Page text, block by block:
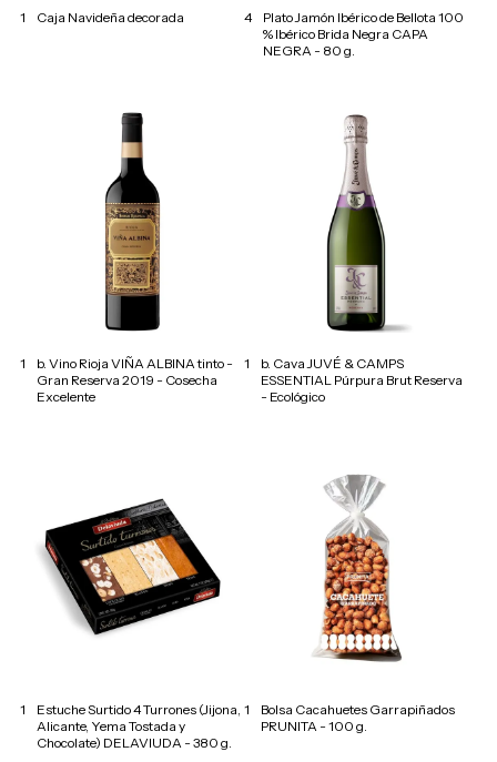
1 Caja Navideña decorada 4
Plato Jamón Ibérico de Bellota 100
% Ibérico Brida Negra CAPA
NEGRA - 80 g.
1
b. Vino Rioja VIÑA ALBINA tinto -
Gran Reserva 2019 - Cosecha
Excelente
1
b. Cava JUVÉ & CAMPS
ESSENTIAL Púrpura Brut Reserva
- Ecológico
1
Estuche Surtido 4 Turrones (Jijona,
Alicante, Yema Tostada y
Chocolate) DELAVIUDA - 380 g.
1
Bolsa Cacahuetes Garrapiñados
PRUNITA - 100 g.